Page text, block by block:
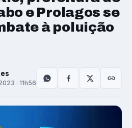
e Prolagos se
à poluição
· 11h56